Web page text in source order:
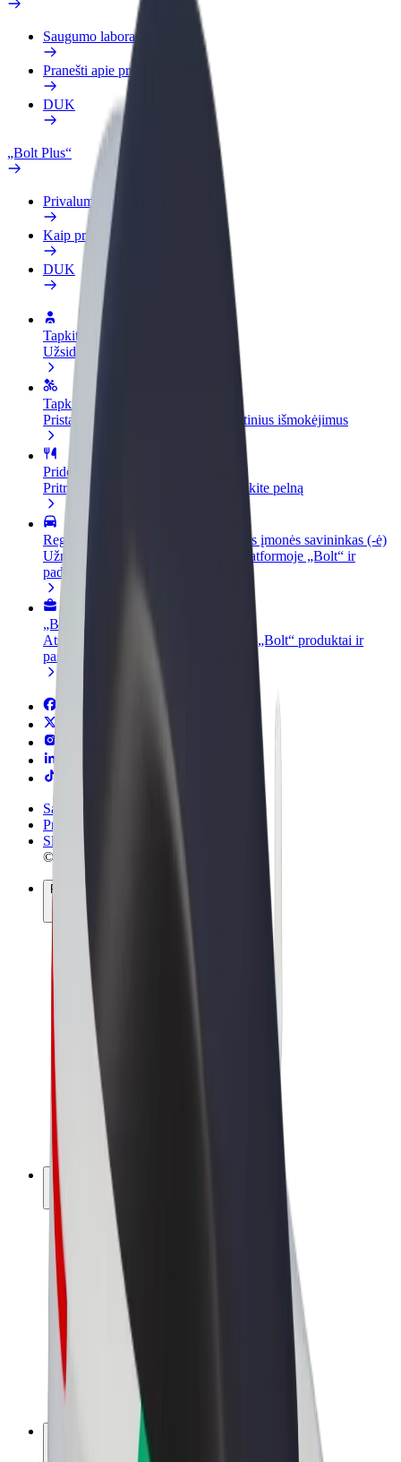
Saugumo laboratorija
Pranešti apie problemą
DUK
„Bolt Plus“
Privalumai
Kaip prisijungti
DUK
Tapkite vairuotoju (-a)
Užsidirbkite jums patogiu metu
Tapkite kurjeriu (-e)
Pristatinėkite maistą ir gaukite savaitinius išmokėjimus
Pridėti restoraną ar parduotuvę
Pritraukite daugiau klientų ir padidinkite pelną
Registruotis kaip automobilių nuomos įmonės savininkas (-ė)
Užregistruokite savo automobilius platformoje „Bolt“ ir
padidinkite pajamas
„Bolt for Business“
Atskirų įmonių poreikiams pritaikomi „Bolt“ produktai ir
paslaugos
Sąlygos
Privatumas
Slapukai
© 2026 Bolt Technology OÜ
Paslaugos
Kelionės
Paspirtukai
„Bolt Market“
„Bolt Food“
„Bolt Drive“
„Bolt for Business“
El. dviračiai
„Bolt Plus“
Užsidirbkite su „Bolt“
Vairuotojai
Vairuotojo pajamos
Kurjeriai
Kurjerio pajamos
„Bolt Food“ restoranai ir parduotuvės
Automobilių nuomos parkai